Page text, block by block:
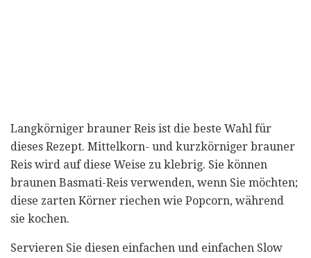
Langkörniger brauner Reis ist die beste Wahl für
dieses Rezept. Mittelkorn- und kurzkörniger brauner
Reis wird auf diese Weise zu klebrig. Sie können
braunen Basmati-Reis verwenden, wenn Sie möchten;
diese zarten Körner riechen wie Popcorn, während
sie kochen.
Servieren Sie diesen einfachen und einfachen Slow